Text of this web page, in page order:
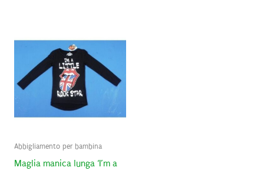
Abbigliamento per bambina
Maglia manica lunga ‘I’m a